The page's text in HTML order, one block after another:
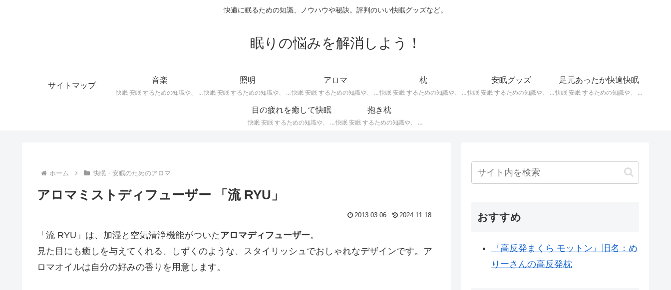
快適に眠るための知識、ノウハウや秘訣。評判のいい快眠グッズなど。
眠りの悩みを解消しよう！
サイトマップ
音楽
快眠 安眠 するための知識や、 枕 、 照明 、 アロマ など、おすすめの グッズ を紹介。 快眠 安眠 のための 音楽 CD の紹介です。 ヒーリングCD リラクゼーションCD インストゥルメンタルCD オルゴールCD ヘミシンクCD α波音楽 など。
照明
快眠 安眠 するための知識や、 枕 、 照明 、 アロマ など、おすすめの グッズ などを紹介。 快眠 安眠 のための 照明 フロアライト テーブルライト デスクライト スタンドライト など。
アロマ
快眠 安眠 するための知識や、 枕 、 照明 、 アロマ など、おすすめの グッズ などを紹介。 エッセンシャルオイル をはじめ、 アロマオイル を利用した アロマランプ 、 アロマディフューザー 、 アロマスプレー などの紹介です。
枕
快眠 安眠 するための知識や、 枕 、 照明 、 アロマ など、おすすめの グッズ などを紹介。 ぐっすり眠るために重要な枕選びのポイントや商品の紹介、 テンピュール 、 マニフレックス など。
安眠グッズ
快眠 安眠 するための知識や、 枕 、 照明 、 アロマ など、おすすめの グッズ などを紹介。 いろいろな 快眠 安眠 グッズ の紹介、足枕、うたた寝枕、目覚まし時計、入浴剤 など。
足元あったか快適快眠
快眠 安眠 するための知識や、 枕 、 照明 、 アロマ など、おすすめの グッズ などを紹介。 足元あったかで快適に眠るための 湯たんぽ あったか靴下 レッグウォーマー などの紹介です。
目の疲れを癒して快眠
快眠 安眠 するための知識や、 枕 、 照明 、 アロマ など、おすすめの グッズ などを紹介。 目の疲れを癒やす、 快眠、安眠 のための アイマスク アイピロー について。
抱き枕
快眠 安眠 するための知識や、 枕 、 照明 、 アロマ など、おすすめの グッズ などを紹介。 安心感を得る、リラックスして眠れるための 抱き枕 の紹介です。 妊婦さんや赤ちゃん、腰痛がある人におすすめ。
ホーム 快眠・安眠のためのアロマ
アロマミストディフューザー 「流 RYU」
2013.03.06 2024.11.18
「流 RYU」は、加湿と空気清浄機能がついたアロマディフューザー。
見た目にも癒しを与えてくれる、しずくのような、スタイリッシュでおしゃれなデザインです。ア
ロマオイルは自分の好みの香りを用意します。
おすすめ
『高反発まくら モットン』旧名：め
りーさんの高反発枕